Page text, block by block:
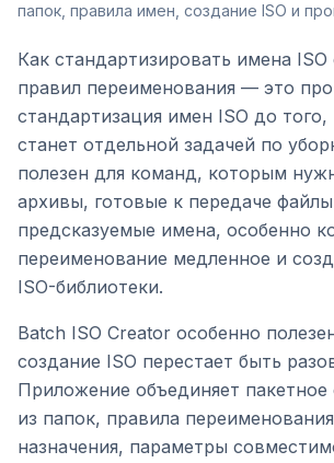
папок, правила имен, создание ISO и
Как стандартизировать имена
правил переименования — это про
стандартизация имен ISO до того,
станет отдельной задачей по
полезен для команд, которым
архивы, готовые к передаче
предсказуемые имена, особенно
переименование медленное и
ISO-библиотеки.
Batch ISO Creator особенно
создание ISO перестает быть
Приложение объединяет пакетное
из папок, правила
назначения, параметры